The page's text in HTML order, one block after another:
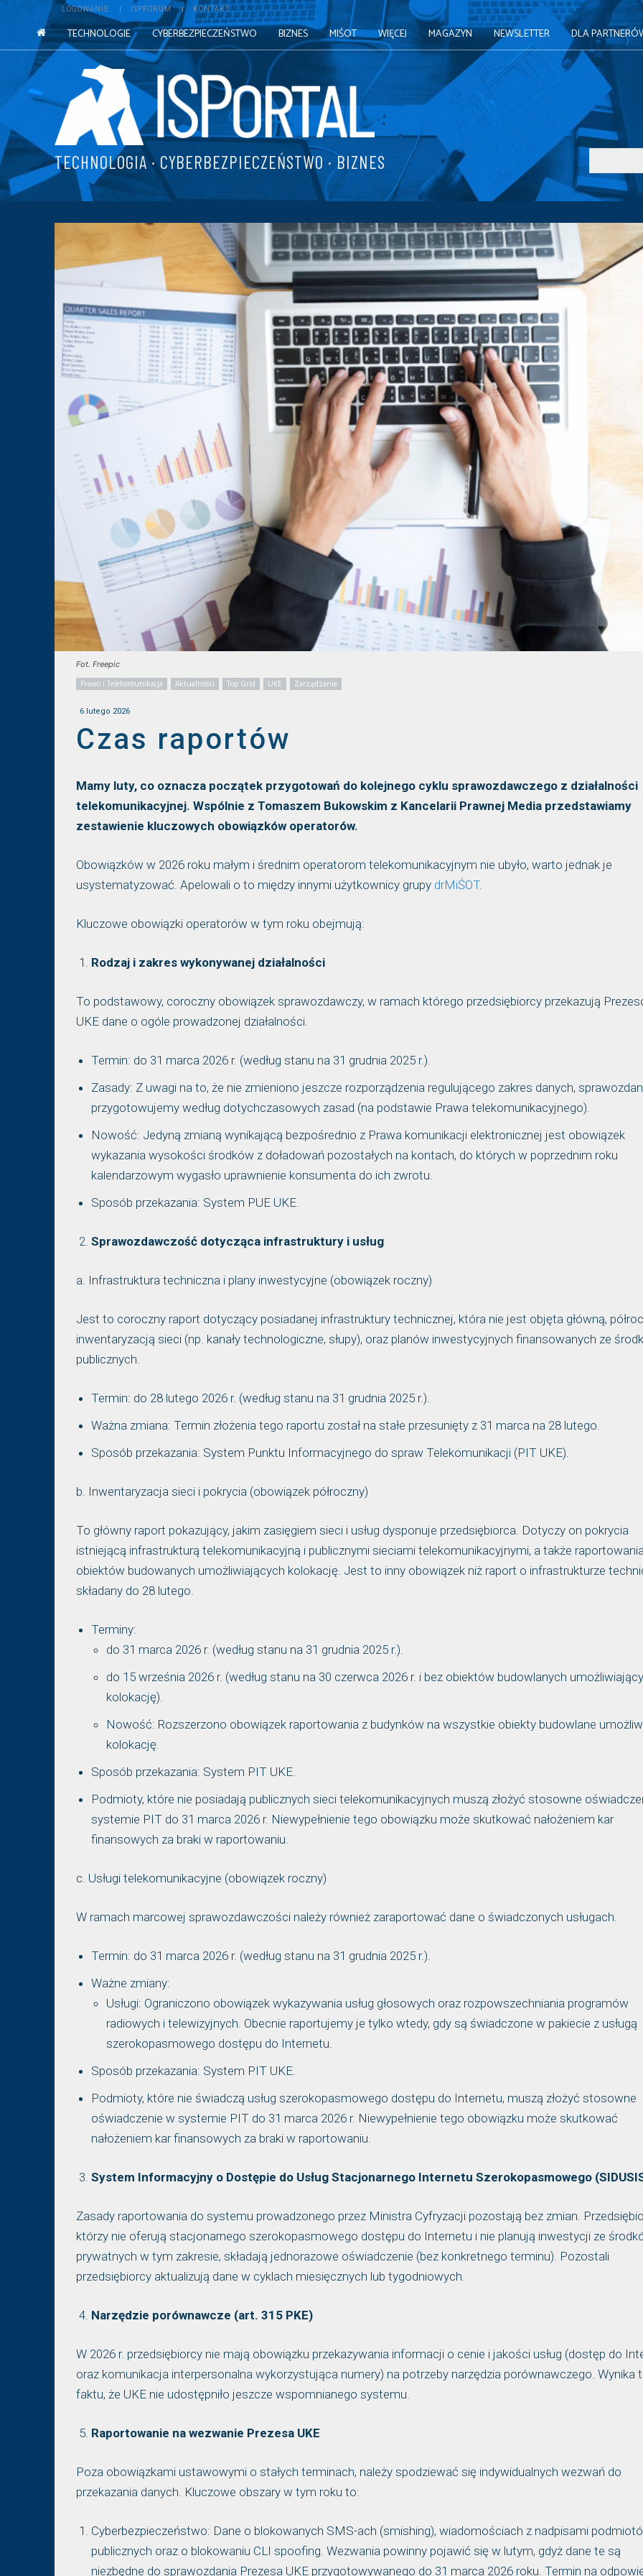
LOGOWANIE ISPFORUM KONTAKT
TECHNOLOGIE CYBERBEZPIECZEŃSTWO BIZNES MIŚOT WIĘCEJ MAGAZYN NEWSLETTER DLA
TECHNOLOGIA · CYBERBEZPIECZEŃSTWO · BIZNES
Fot. Freepic
Prawo i Telekomunikacja
Aktualności Top Grid UKE Zarządzanie
6 lutego 2026
Czas raportów
Mamy luty, co oznacza początek przygotowań do kolejnego cyklu sprawozdawczego z działalności
telekomunikacyjnej. Wspólnie z Tomaszem Bukowskim z Kancelarii Prawnej Media przedstawiamy
zestawienie kluczowych obowiązków operatorów.
Obowiązków w 2026 roku małym i średnim operatorom telekomunikacyjnym nie ubyło, warto jednak je
usystematyzować. Apelowali o to między innymi użytkownicy grupy drMiŚOT.
Kluczowe obowiązki operatorów w tym roku obejmują:
Rodzaj i zakres wykonywanej działalności
To podstawowy, coroczny obowiązek sprawozdawczy, w ramach którego przedsiębiorcy przekazują
UKE dane o ogóle prowadzonej działalności.
Termin: do 31 marca 2026 r. (według stanu na 31 grudnia 2025 r.).
Zasady: Z uwagi na to, że nie zmieniono jeszcze rozporządzenia regulującego zakres danych,
przygotowujemy według dotychczasowych zasad (na podstawie Prawa telekomunikacyjnego).
Nowość: Jedyną zmianą wynikającą bezpośrednio z Prawa komunikacji elektronicznej jest obowiązek
wykazania wysokości środków z doładowań pozostałych na kontach, do których w poprzednim roku
kalendarzowym wygasło uprawnienie konsumenta do ich zwrotu.
Sposób przekazania: System PUE UKE.
Sprawozdawczość dotycząca infrastruktury i usług
a. Infrastruktura techniczna i plany inwestycyjne (obowiązek roczny)
Jest to coroczny raport dotyczący posiadanej infrastruktury technicznej, która nie jest objęta główną,
inwentaryzacją sieci (np. kanały technologiczne, słupy), oraz planów inwestycyjnych finansowanych ze
publicznych.
Termin: do 28 lutego 2026 r. (według stanu na 31 grudnia 2025 r.).
Ważna zmiana: Termin złożenia tego raportu został na stałe przesunięty z 31 marca na 28 lutego.
Sposób przekazania: System Punktu Informacyjnego do spraw Telekomunikacji (PIT UKE).
b. Inwentaryzacja sieci i pokrycia (obowiązek półroczny)
To główny raport pokazujący, jakim zasięgiem sieci i usług dysponuje przedsiębiorca. Dotyczy on pokrycia
istniejącą infrastrukturą telekomunikacyjną i publicznymi sieciami telekomunikacyjnymi, a także
obiektów budowanych umożliwiających kolokację. Jest to inny obowiązek niż raport o infrastrukturze
składany do 28 lutego.
Terminy:
do 31 marca 2026 r. (według stanu na 31 grudnia 2025 r.).
do 15 września 2026 r. (według stanu na 30 czerwca 2026 r. i bez obiektów budowlanych
kolokację).
Nowość: Rozszerzono obowiązek raportowania z budynków na wszystkie obiekty budowlane
kolokację.
Sposób przekazania: System PIT UKE.
Podmioty, które nie posiadają publicznych sieci telekomunikacyjnych muszą złożyć stosowne
systemie PIT do 31 marca 2026 r. Niewypełnienie tego obowiązku może skutkować nałożeniem kar
finansowych za braki w raportowaniu.
c. Usługi telekomunikacyjne (obowiązek roczny)
W ramach marcowej sprawozdawczości należy również zaraportować dane o świadczonych usługach.
Termin: do 31 marca 2026 r. (według stanu na 31 grudnia 2025 r.).
Ważne zmiany:
Usługi: Ograniczono obowiązek wykazywania usług głosowych oraz rozpowszechniania programów
radiowych i telewizyjnych. Obecnie raportujemy je tylko wtedy, gdy są świadczone w pakiecie z usługą
szerokopasmowego dostępu do Internetu.
Sposób przekazania: System PIT UKE.
Podmioty, które nie świadczą usług szerokopasmowego dostępu do Internetu, muszą złożyć stosowne
oświadczenie w systemie PIT do 31 marca 2026 r. Niewypełnienie tego obowiązku może skutkować
nałożeniem kar finansowych za braki w raportowaniu.
System Informacyjny o Dostępie do Usług Stacjonarnego Internetu Szerokopasmowego
Zasady raportowania do systemu prowadzonego przez Ministra Cyfryzacji pozostają bez zmian.
którzy nie oferują stacjonarnego szerokopasmowego dostępu do Internetu i nie planują inwestycji ze
prywatnych w tym zakresie, składają jednorazowe oświadczenie (bez konkretnego terminu). Pozostali
przedsiębiorcy aktualizują dane w cyklach miesięcznych lub tygodniowych.
Narzędzie porównawcze (art. 315 PKE)
W 2026 r. przedsiębiorcy nie mają obowiązku przekazywania informacji o cenie i jakości usług (dostęp do
oraz komunikacja interpersonalna wykorzystująca numery) na potrzeby narzędzia porównawczego. Wynika
faktu, że UKE nie udostępniło jeszcze wspomnianego systemu.
Raportowanie na wezwanie Prezesa UKE
Poza obowiązkami ustawowymi o stałych terminach, należy spodziewać się indywidualnych wezwań do
przekazania danych. Kluczowe obszary w tym roku to:
Cyberbezpieczeństwo: Dane o blokowanych SMS-ach (smishing), wiadomościach z nadpisami
publicznych oraz o blokowaniu CLI spoofing. Wezwania powinny pojawić się w lutym, gdyż dane te są
niezbędne do sprawozdania Prezesa UKE przygotowywanego do 31 marca 2026 roku. Termin na